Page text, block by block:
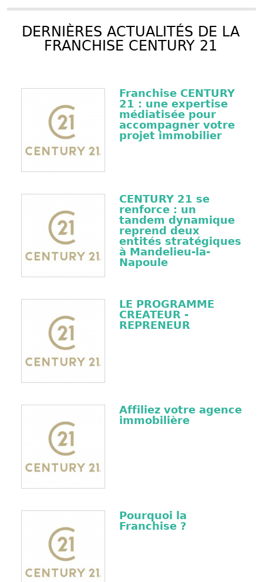
DERNIÈRES ACTUALITÉS DE LA
FRANCHISE CENTURY 21
Franchise CENTURY
21 : une expertise
médiatisée pour
accompagner votre
projet immobilier
CENTURY 21 se
renforce : un
tandem dynamique
reprend deux
entités stratégiques
à Mandelieu-la-
Napoule
LE PROGRAMME
CREATEUR -
REPRENEUR
Affiliez votre agence
immobilière
Pourquoi la
Franchise ?